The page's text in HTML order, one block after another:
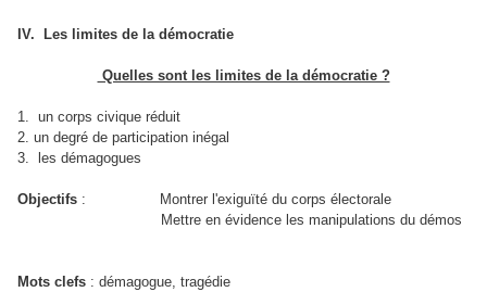
IV. Les limites de la démocratie
Quelles sont les limites de la démocratie ?
1. un corps civique réduit
2. un degré de participation inégal
3.
les démagogues
Objectifs :
Montrer l'exiguïté du corps électorale
Mettre en évidence les manipulations du démos
Mots clefs : démagogue, tragédie